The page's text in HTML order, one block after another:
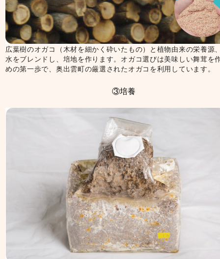
広葉樹のオガコ（木材を細かく砕いたもの）と植物由来の栄養源
水をブレンドし、培地を作ります。オガコ選びは美味しい舞茸を
めの第一歩で、奥出雲町の厳選されたオガコを利用しています。
③培養